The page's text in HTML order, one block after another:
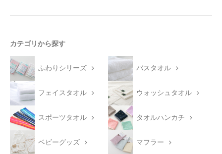
規約
大量購入・法人向けの購入の方は
お問い合わせ
カテゴリから探す
ふわりシリーズ バスタオル
フェイスタオル ウォッシュタオル
スポーツタオル タオルハンカチ
ベビーグッズ マフラー